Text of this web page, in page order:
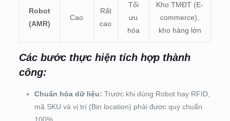
Robot
(AMR)
Cao
Rất
cao
Tối
ưu
hóa
Kho TMĐT (E-
commerce),
kho hàng lớn
Các bước thực hiện tích hợp thành
công:
Chuẩn hóa dữ liệu: Trước khi dùng Robot hay RFID,
mã SKU và vị trí (Bin location) phải được quy chuẩn